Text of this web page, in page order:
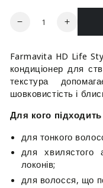
Кількість
Зменшити
Мус
з
кондиціонером
легкої
для
надання
об`єму
-
Farmavita
HD
для
Мус
з
легкої
для
-
HD
Farmavita HD Life
кондиціонер для
текстура
шовковистість і
Для кого
для тонкого
для хвилястого
локонів;
для волосся, що